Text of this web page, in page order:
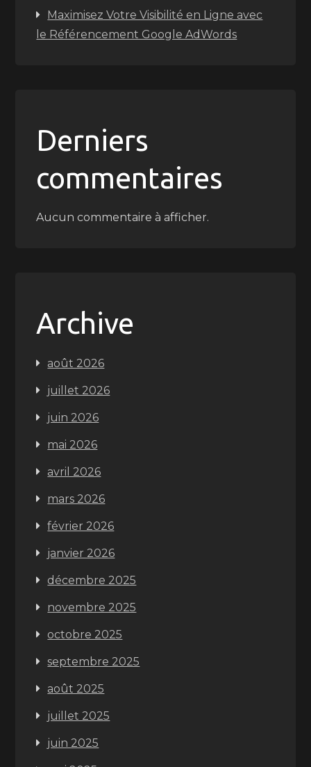
Maximisez Votre Visibilité en Ligne avec
le Référencement Google AdWords
Derniers
commentaires
Aucun commentaire à afficher.
Archive
août 2026
juillet 2026
juin 2026
mai 2026
avril 2026
mars 2026
février 2026
janvier 2026
décembre 2025
novembre 2025
octobre 2025
septembre 2025
août 2025
juillet 2025
juin 2025